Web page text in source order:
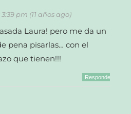
3:39 pm (11 años ago)
Laura! pero me da un
pena pisarlas… con el
que tienen!!!
Responder